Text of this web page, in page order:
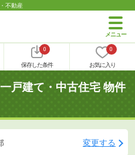
不動産
0
保存した条件
0
お気に入り
戸建て・中古住宅 物件
変更する